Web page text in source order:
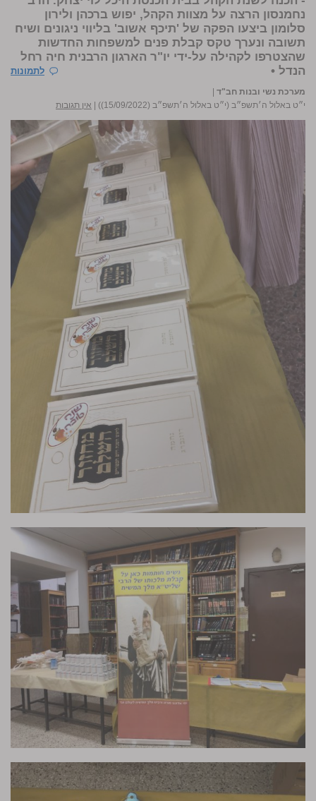
נחמנסון הרצה על מצוות הקהל, יפוש ברכהן ולירון
סלומון ביצעו הפקה של 'תיכף אשוב' בליווי ניגונים ושיח
תשובה ונערך טקס קבלת פנים למשפחות החדשות
שהצטרפו לקהילה על-ידי יו"ר הארגון הרבנית חיה רחל
הנדל • לתמונות
מערכת נשי ובנות חב"ד |
י״ט באלול ה׳תשפ״ב (י״ט באלול ה׳תשפ״ב (15/09/2022))
| אין תגובות